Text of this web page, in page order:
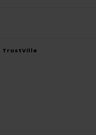
TrustVille